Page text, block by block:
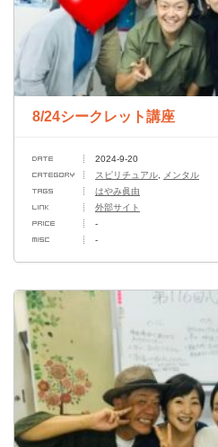
8/24シークレット講座
2024-9-20
スピリチュアル, メンタル
はやみ眞由
外部サイト
-
-